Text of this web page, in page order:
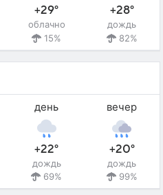
+29°
облачно
15%
+28°
дождь
82%
день
+22°
дождь
69%
вечер
+20°
дождь
99%